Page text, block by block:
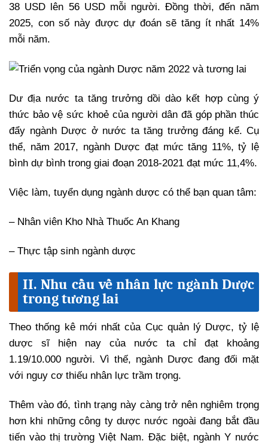
38 USD lên 56 USD mỗi người. Đồng thời, đến năm
2025, con số này được dự đoán sẽ tăng ít nhất 14%
mỗi năm.
Dư địa nước ta tăng trưởng dồi dào kết hợp cùng ý
thức bảo vệ sức khoẻ của người dân đã góp phần thúc
đẩy ngành Dược ở nước ta tăng trưởng đáng kể. Cụ
thể, năm 2017, ngành Dược đạt mức tăng 11%, tỷ lệ
bình dự bình trong giai đoạn 2018-2021 đạt mức 11,4%.
Việc làm, tuyển dụng ngành dược có thể bạn quan tâm:
– Nhân viên Kho Nhà Thuốc An Khang
– Thực tập sinh ngành dược
II. Nhu cầu về nhân lực ngành Dược
trong tương lai
Theo thống kê mới nhất của Cục quản lý Dược, tỷ lệ
dược sĩ hiện nay của nước ta chỉ đạt khoảng
1.19/10.000 người. Vì thế, ngành Dược đang đối mặt
với nguy cơ thiếu nhân lực trầm trọng.
Thêm vào đó, tình trạng này càng trở nên nghiêm trọng
hơn khi những công ty dược nước ngoài đang bắt đầu
tiến vào thị trường Việt Nam. Đặc biệt, ngành Y nước